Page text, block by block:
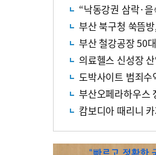
“낙동강권 삼락·
부산 북구청 쑥뜸
부산 철강공장 50
의료헬스 신성장
도박사이트 범죄
부산오페라하우스
캄보디아 때리니